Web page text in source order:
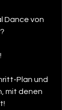
Dance von
Plan und
mit denen